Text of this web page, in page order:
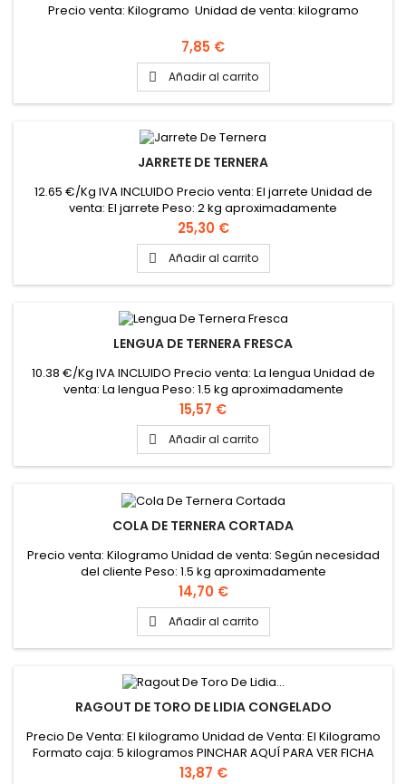
Precio venta: Kilogramo Unidad de venta: kilogramo
Precio
7,85 €
 Añadir al carrito
JARRETE DE TERNERA
12.65 €/Kg IVA INCLUIDO Precio venta: El jarrete Unidad de
venta: El jarrete Peso: 2 kg aproximadamente
Precio
25,30 €
 Añadir al carrito
LENGUA DE TERNERA FRESCA
10.38 €/Kg IVA INCLUIDO Precio venta: La lengua Unidad de
venta: La lengua Peso: 1.5 kg aproximadamente
Precio
15,57 €
 Añadir al carrito
COLA DE TERNERA CORTADA
Precio venta: Kilogramo Unidad de venta: Según necesidad
del cliente Peso: 1.5 kg aproximadamente
Precio
14,70 €
 Añadir al carrito
RAGOUT DE TORO DE LIDIA CONGELADO
Precio De Venta: El kilogramo Unidad de Venta: El Kilogramo
Formato caja: 5 kilogramos PINCHAR AQUÍ PARA VER FICHA
TÉCNICA
Precio
13,87 €